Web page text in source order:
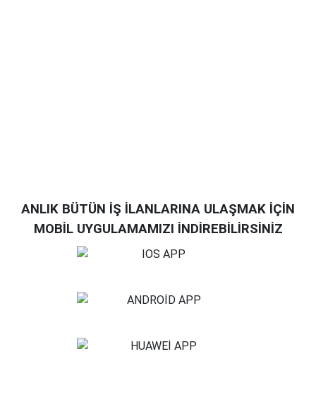
ANLIK BÜTÜN İŞ İLANLARINA ULAŞMAK İÇİN
MOBİL UYGULAMAMIZI İNDİREBİLİRSİNİZ